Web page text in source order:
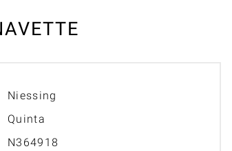
Niessing
Quinta
N364918